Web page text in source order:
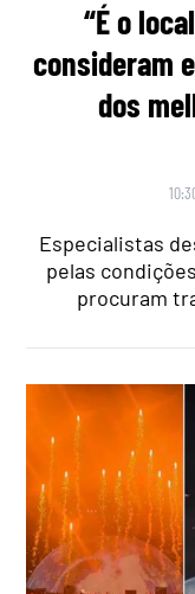
“É o
consideram
dos
Especialistas
pelas
procuram